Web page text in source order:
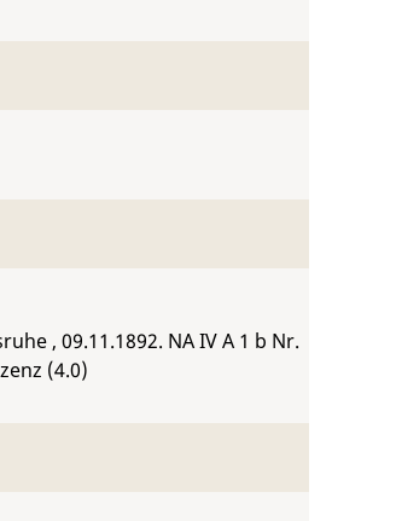
, 09.11.1892. NA IV A 1 b Nr.
(4.0)